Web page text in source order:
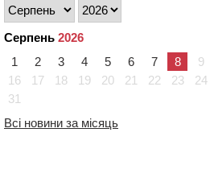
Серпень 2026
1
2 3 4 5 6 7 8 9
16
17 18 19 20 21 22 23 24
31
Всі новини за місяць